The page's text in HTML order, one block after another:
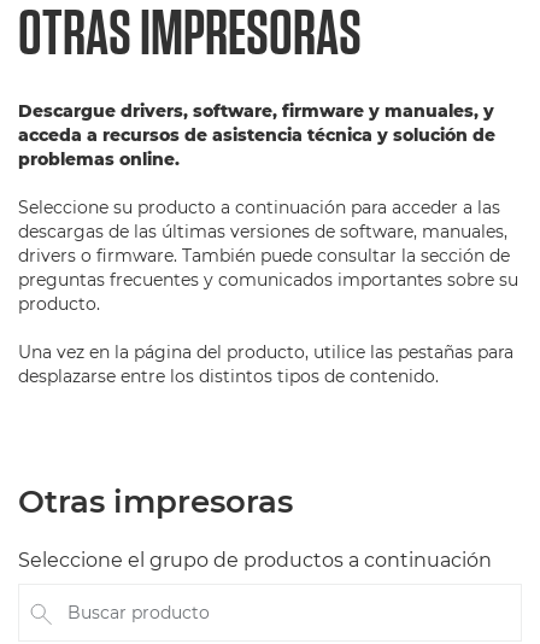
OTRAS IMPRESORAS
Descargue drivers, software, firmware y manuales, y
acceda a recursos de asistencia técnica y solución de
problemas online.
Seleccione su producto a continuación para acceder a las
descargas de las últimas versiones de software, manuales,
drivers o firmware. También puede consultar la sección de
preguntas frecuentes y comunicados importantes sobre su
producto.
Una vez en la página del producto, utilice las pestañas para
desplazarse entre los distintos tipos de contenido.
Otras impresoras
Seleccione el grupo de productos a continuación
Buscar producto